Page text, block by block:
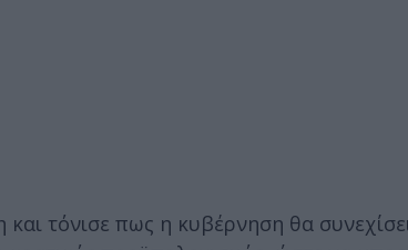
τόνισε πως η κυβέρνηση θα